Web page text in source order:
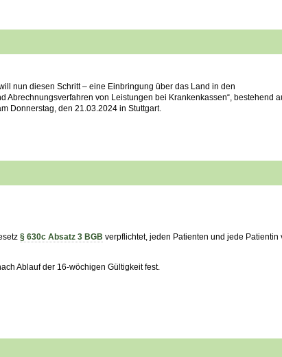
nun diesen Schritt – eine Einbringung über das Land in den
Abrechnungsverfahren von Leistungen bei Krankenkassen“, bestehend
Donnerstag, den 21.03.2024 in Stuttgart.
§ 630c Absatz 3 BGB verpflichtet, jeden Patienten und jede
Ablauf der 16-wöchigen Gültigkeit fest.